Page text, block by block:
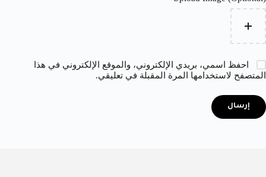
احفظ اسمي، بريدي الإلكتروني، والموقع الإلكتروني في هذا
المتصفح لاستخدامها المرة المقبلة في تعليقي.
إرسال